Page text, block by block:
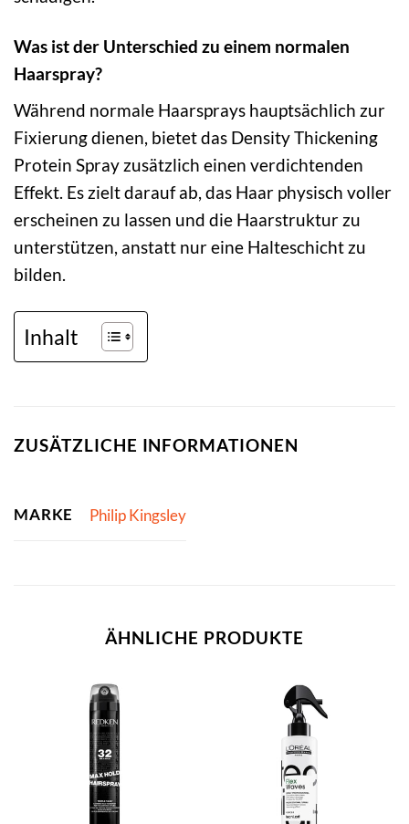
Was ist der Unterschied zu einem normalen
Haarspray?
Während normale Haarsprays hauptsächlich zur
Fixierung dienen, bietet das Density Thickening
Protein Spray zusätzlich einen verdichtenden
Effekt. Es zielt darauf ab, das Haar physisch voller
erscheinen zu lassen und die Haarstruktur zu
unterstützen, anstatt nur eine Halteschicht zu
bilden.
Inhalt
ZUSÄTZLICHE INFORMATIONEN
MARKE Philip Kingsley
ÄHNLICHE PRODUKTE